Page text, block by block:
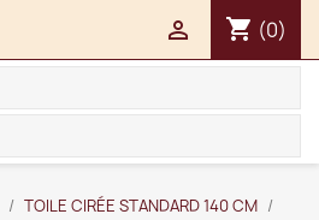
shopping_cart (0)

TOILE CIRÉE STANDARD 140 CM